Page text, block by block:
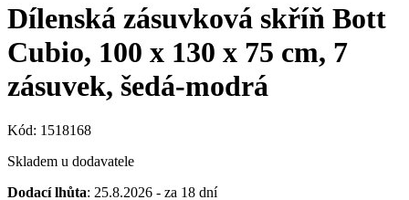
Dílenská zásuvková skříň Bott
Cubio, 100 x 130 x 75 cm, 7
zásuvek, šedá-modrá
Kód: 1518168
Skladem u dodavatele
Dodací lhůta: 25.8.2026 - za 18 dní